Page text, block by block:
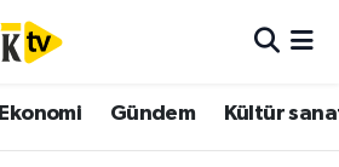
Ekonomi Gündem Kültür